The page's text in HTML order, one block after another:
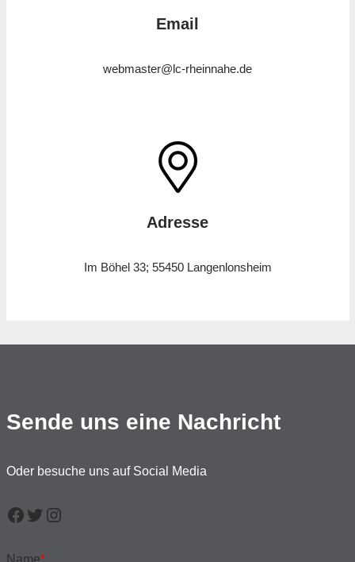
Email
webmaster@lc-rheinnahe.de
Adresse
Im Böhel 33; 55450 Langenlonsheim
Sende uns eine Nachricht
Oder besuche uns auf Social Media
Name*